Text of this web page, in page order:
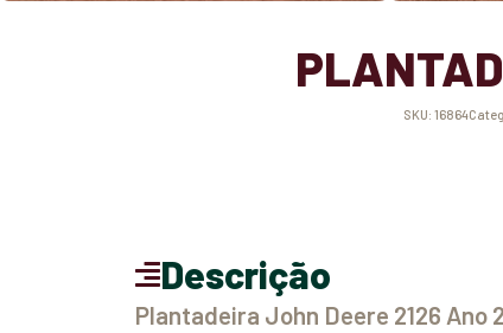
SKU: 16864
Descrição
Plantadeira John Deere 2126 Ano